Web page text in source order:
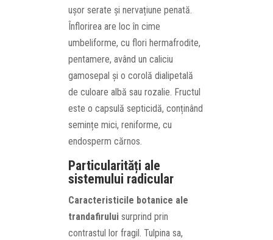
ușor serate și nervațiune penată.
Înflorirea are loc în cime
umbeliforme, cu flori hermafrodite,
pentamere, având un caliciu
gamosepal și o corolă dialipetală
de culoare albă sau rozalie. Fructul
este o capsulă septicidă, conținând
semințe mici, reniforme, cu
endosperm cărnos.
Particularități ale
sistemului radicular
Caracteristicile botanice ale
trandafirului surprind prin
contrastul lor fragil. Tulpina sa,